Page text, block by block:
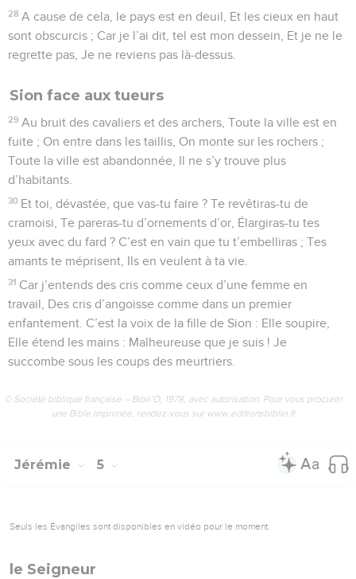
28 A cause de cela, le pays est en deuil, Et les cieux en haut
sont obscurcis ; Car je l’ai dit, tel est mon dessein, Et je ne le
regrette pas, Je ne reviens pas là-dessus.
Sion face aux tueurs
29 Au bruit des cavaliers et des archers, Toute la ville est en
fuite ; On entre dans les taillis, On monte sur les rochers ;
Toute la ville est abandonnée, Il ne s’y trouve plus
d’habitants.
30 Et toi, dévastée, que vas-tu faire ? Te revêtiras-tu de
cramoisi, Te pareras-tu d’ornements d’or, Élargiras-tu tes
yeux avec du fard ? C’est en vain que tu t’embelliras ; Tes
amants te méprisent, Ils en veulent à ta vie.
31 Car j’entends des cris comme ceux d’une femme en
travail, Des cris d’angoisse comme dans un premier
enfantement. C’est la voix de la fille de Sion : Elle soupire,
Elle étend les mains : Malheureuse que je suis ! Je
succombe sous les coups des meurtriers.
© Société biblique française – Bibli’O, 1978, avec autorisation. Pour vous procurer
une Bible imprimée, rendez-vous sur www.editionsbiblio.fr
Jérémie 5
Seuls les Évangiles sont disponibles en vidéo pour le moment.
le Seigneur